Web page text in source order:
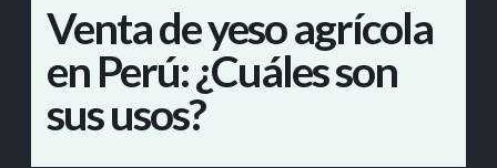
Venta de yeso agrícola
en Perú: ¿Cuáles son
sus usos?